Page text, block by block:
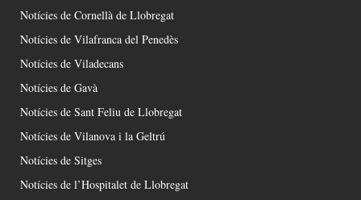
Notícies de Cornellà de Llobregat
Notícies de Vilafranca del Penedès
Notícies de Viladecans
Notícies de Gavà
Notícies de Sant Feliu de Llobregat
Notícies de Vilanova i la Geltrú
Notícies de Sitges
Notícies de l’Hospitalet de Llobregat